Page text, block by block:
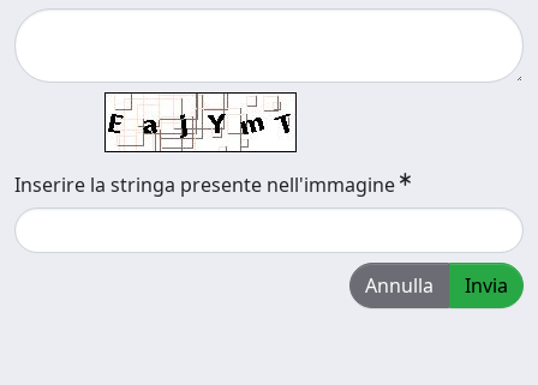
Inserire la stringa presente nell'immagine
Annulla Invia